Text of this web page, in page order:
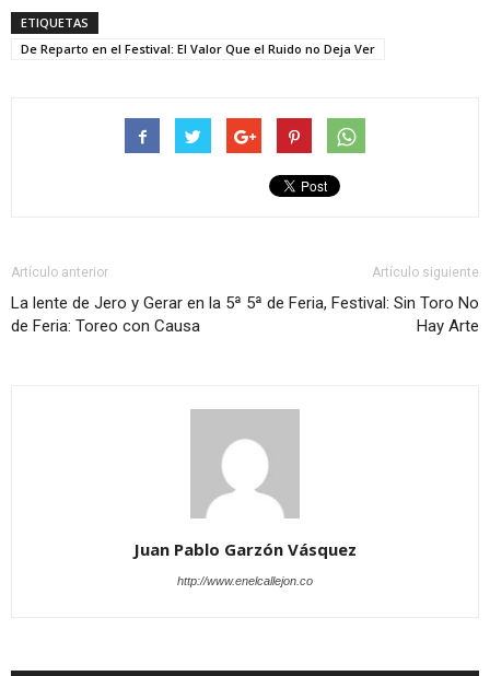
ETIQUETAS
De Reparto en el Festival: El Valor Que el Ruido no Deja Ver
Artículo anterior
La lente de Jero y Gerar en la 5ª
de Feria: Toreo con Causa
Artículo siguiente
5ª de Feria, Festival: Sin Toro No
Hay Arte
Juan Pablo Garzón Vásquez
http://www.enelcallejon.co